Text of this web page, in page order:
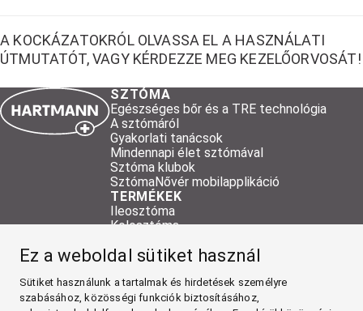
Ez a weboldal sütiket használ
Sütiket használunk a tartalmak és hirdetések személyre
szabásához, közösségi funkciók biztosításához,
A KOCKÁZATOKRÓL OLVASSA EL A HASZNÁLATI
ÚTMUTATÓT, VAGY KÉRDEZZE MEG KEZELŐORVOSÁT!
SZTÓMA
Egészséges bőr és a TRE technológia
A sztómáról
Gyakorlati tanácsok
Mindennapi élet sztómával
Sztóma klubok
SztómaNővér mobilapplikáció
TERMÉKEK
Ileosztóma
Kolosztóma
Kiegészítő termékek
Mintarendelés
RÓLUNK